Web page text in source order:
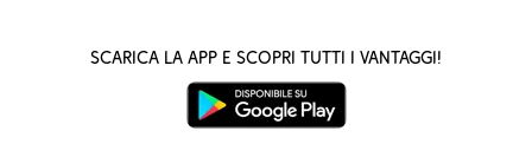
Scarica la App e scopri tutti i vantaggi!